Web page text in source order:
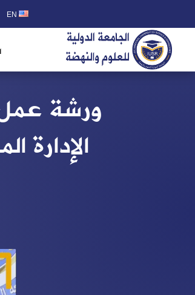
EN
ورشة عمل